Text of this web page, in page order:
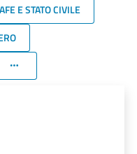
E STATO CIVILE